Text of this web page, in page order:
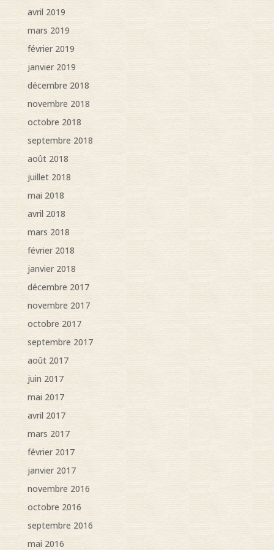
avril 2019
mars 2019
février 2019
janvier 2019
décembre 2018
novembre 2018
octobre 2018
septembre 2018
août 2018
juillet 2018
mai 2018
avril 2018
mars 2018
février 2018
janvier 2018
décembre 2017
novembre 2017
octobre 2017
septembre 2017
août 2017
juin 2017
mai 2017
avril 2017
mars 2017
février 2017
janvier 2017
novembre 2016
octobre 2016
septembre 2016
mai 2016